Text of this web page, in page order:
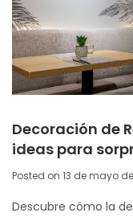
Decoración de
ideas para
Posted on 13 de mayo
Descubre cómo la